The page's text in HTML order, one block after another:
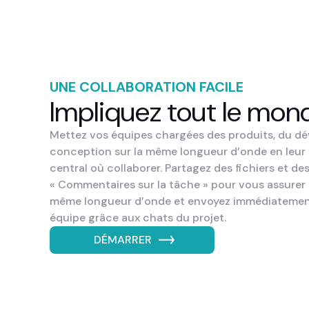
UNE COLLABORATION FACILE
Impliquez tout le
Mettez vos équipes chargées des produits, du
conception sur la même longueur d’onde en
central où collaborer. Partagez des fichiers et
« Commentaires sur la tâche » pour vous
même longueur d’onde et envoyez
équipe grâce aux chats du projet.
DÉMARRER